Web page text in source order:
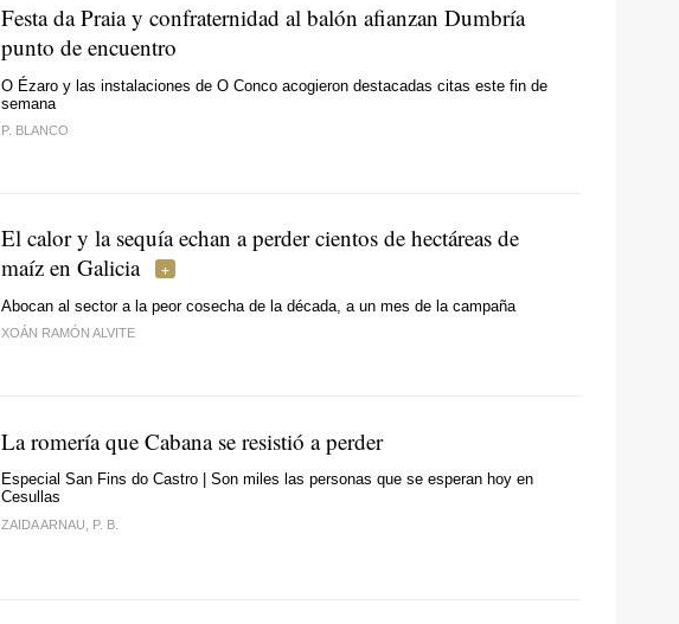
Festa da Praia y confraternidad al balón afianzan Dumbría
punto de encuentro
O Ézaro y las instalaciones de O Conco acogieron destacadas citas este fin de
semana
P. BLANCO
El calor y la sequía echan a perder cientos de hectáreas de
maíz en Galicia
Abocan al sector a la peor cosecha de la década, a un mes de la campaña
XOÁN RAMÓN ALVITE
La romería que Cabana se resistió a perder
Especial San Fins do Castro | Son miles las personas que se esperan hoy en
Cesullas
ZAIDA ARNAU, P. B.